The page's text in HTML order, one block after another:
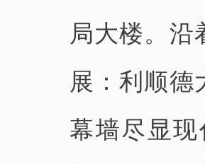
局大楼。沿
展：利顺德
幕墙尽显